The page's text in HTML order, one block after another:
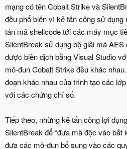
mạng có tên Cobalt Strike và
đều phổ biến vì kẻ tấn công sử
tán mã shellcode tới các máy mục
SilentBreak sử dụng bộ giải mã AES
được biên dịch bằng Visual Studio
mô-đun Cobalt Strike đều khác
đoạn khác nhau của trình tạo các
với các chứng chỉ số.
Tiếp theo, những kẻ tấn công lợi
SilentBreak để “đưa mã độc vào bất
đưa các mô-đun bổ sung vào các